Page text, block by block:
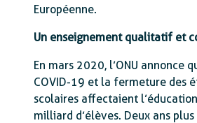
Européenne.
Un enseignement qualitatif et
En mars 2020, l’ONU annonce
COVID-19 et la fermeture des
scolaires affectaient
milliard d’élèves. Deux ans